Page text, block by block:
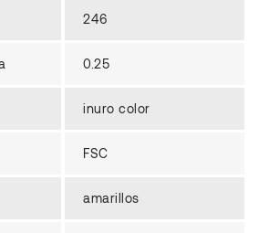
246
0.25
inuro color
FSC
amarillos